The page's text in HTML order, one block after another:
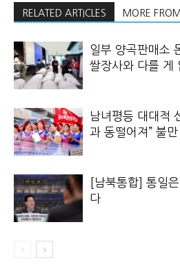
RELATED ARTICLES MORE
일부 양곡판매소
쌀장사와 다를 게
남녀평등 대대적
과 동떨어져” 불만
[남북통합] 통일
다